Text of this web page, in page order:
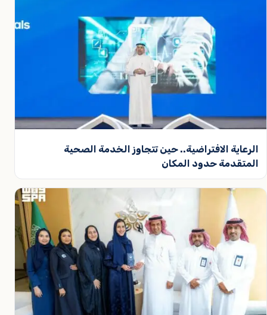
الرعاية الافتراضية.. حين تتجاوز الخدمة الصحية
المتقدمة حدود المكان